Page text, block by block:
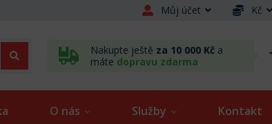
Můj účet Kč
Nakupte ještě za 10 000 Kč a
máte dopravu zdarma
O nás Služby Kontakt